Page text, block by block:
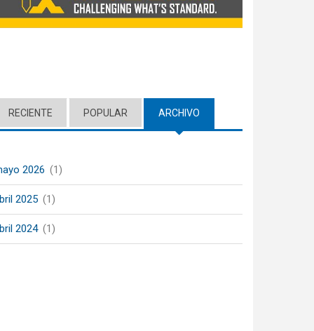
RECIENTE POPULAR ARCHIVO
2026 (1)
2025 (1)
2024 (1)